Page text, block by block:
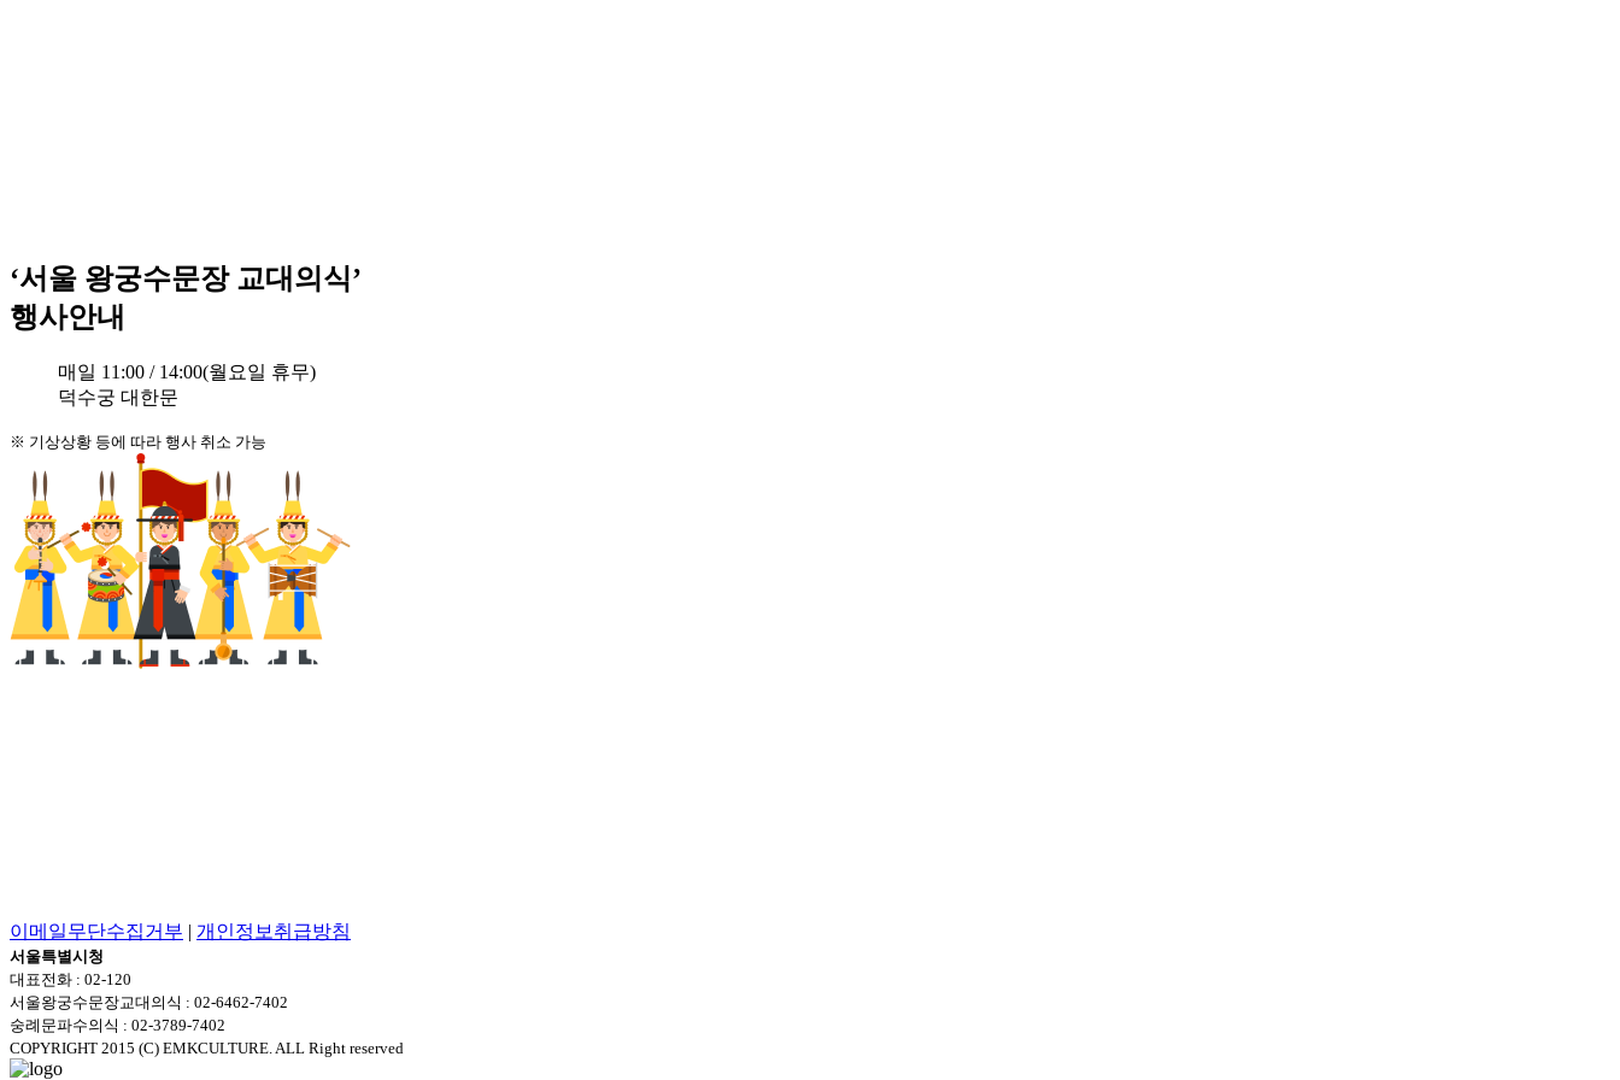
‘서울 왕궁수문장 교대의식’
행사안내
매일 11:00 / 14:00(월요일 휴무)
덕수궁 대한문
※ 기상상황 등에 따라 행사 취소 가능
이메일무단수집거부 | 개인정보취급방침
서울특별시청
대표전화 : 02-120
서울왕궁수문장교대의식 : 02-6462-7402
숭례문파수의식 : 02-3789-7402
COPYRIGHT 2015 (C) EMKCULTURE. ALL Right reserved